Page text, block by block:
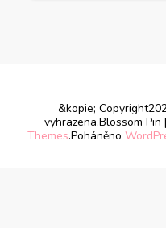
&kopie;
vyhrazena.Blossom
Themes.Poháněno